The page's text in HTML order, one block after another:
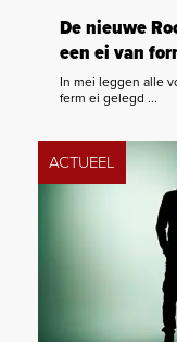
De nieuwe
een ei van
In mei leggen alle
ferm ei gelegd ...
ACTUEEL